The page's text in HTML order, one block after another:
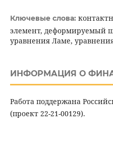
Ключевые слова:
элемент, деформируемый
уравнения Ламе,
ИНФОРМАЦИЯ О
Работа поддержана
(проект 22-21-00129).